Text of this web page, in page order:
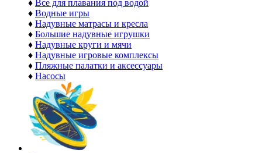
♦ Все для плавания под водой
♦ Водные игры
♦ Надувные матрасы и кресла
♦ Большие надувные игрушки
♦ Надувные круги и мячи
♦ Надувные игровые комплексы
♦ Пляжные палатки и аксессуары
♦ Насосы